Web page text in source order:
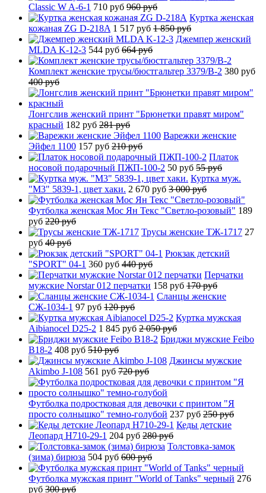
Classic W A-6-1 710 руб 960 руб
Куртка женская
кожаная ZG D-218A 1 517 руб 1 850 руб
Джемпер женский
MLDA K-12-3 544 руб 664 руб
Комплект женские трусы/бюстгальтер 3379/B-2 380 руб
400 руб
Лонгслив женский принт "Брюнетки правят миром"
красный 182 руб 281 руб
Варежки женские
Эйфел 1100 157 руб 210 руб
Платок
носовой подарочный ПЖП-100-2 50 руб 55 руб
Куртка муж.
"М3" 5839-1, цвет хаки. 2 670 руб 3 000 руб
Футболка женская Мос Ян Текс "Светло-розовый" 189
руб 220 руб
Трусы женские ТЖ-1717 27
руб 40 руб
Рюкзак детский
"SPORT" 04-1 360 руб 440 руб
Перчатки
мужские Norstar 012 перчатки 158 руб 170 руб
Сланцы женские
СЖ-1034-1 97 руб 120 руб
Куртка мужская
Aibianocel D25-2 1 845 руб 2 050 руб
Бриджи мужские Feibo
B18-2 408 руб 510 руб
Джинсы мужские
Akimbo J-108 561 руб 720 руб
Футболка подростковая для девочки с принтом "Я
просто солнышко" темно-голубой 237 руб 250 руб
Кеды детские
Леопард H710-29-1 204 руб 280 руб
Толстовка-замок
(зима) бирюза 504 руб 600 руб
Футболка мужская принт "World of Tanks" черный 276
руб 300 руб